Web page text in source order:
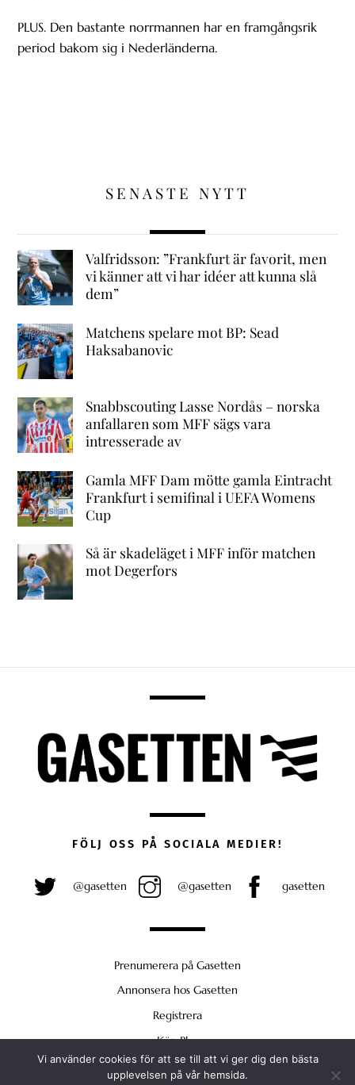
PLUS. Den bastante norrmannen har en framgångsrik
period bakom sig i Nederländerna.
SENASTE NYTT
Valfridsson: ”Frankfurt är favorit, men
vi känner att vi har idéer att kunna slå
dem”
Matchens spelare mot BP: Sead
Haksabanovic
Snabbscouting Lasse Nordås – norska
anfallaren som MFF sägs vara
intresserade av
Gamla MFF Dam mötte gamla Eintracht
Frankfurt i semifinal i UEFA Womens
Cup
Så är skadeläget i MFF inför matchen
mot Degerfors
FÖLJ OSS PÅ SOCIALA MEDIER!
@gasetten @gasetten gasetten
Prenumerera på Gasetten
Annonsera hos Gasetten
Registrera
Köp Plus
Vi använder cookies för att se till att vi ger dig den bästa
upplevelsen på vår hemsida.